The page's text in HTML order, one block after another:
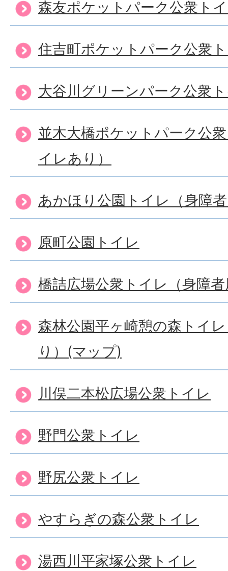
森友ポケットパーク公衆ト
住吉町ポケットパーク公衆
大谷川グリーンパーク公衆
並木大橋ポケットパーク公
イレあり）
あかほり公園トイレ（身障
原町公園トイレ
橋詰広場公衆トイレ（身障
森林公園平ヶ崎憩の森トイ
り）(マップ)
川俣二本松広場公衆トイレ
野門公衆トイレ
野尻公衆トイレ
やすらぎの森公衆トイレ
湯西川平家塚公衆トイレ